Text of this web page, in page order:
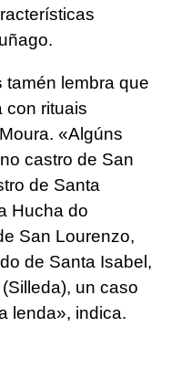
tamén lembra que
con rituais
«Algúns
castro de San
de Santa
Hucha do
San Lourenzo,
de Santa Isabel,
un caso
lenda», indica.